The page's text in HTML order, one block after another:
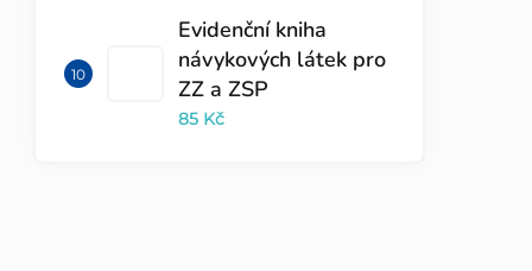
Evidenční kniha
návykových látek pro
ZZ a ZSP
85 Kč